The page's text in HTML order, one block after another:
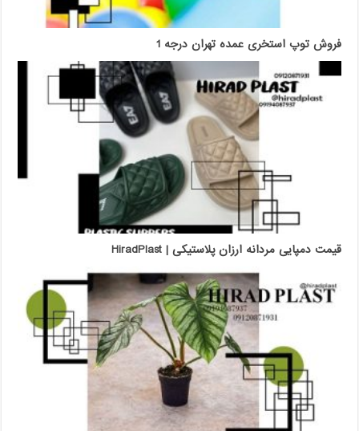
فروش توپ استخری عمده تهران درجه 1
قیمت دمپایی مردانه ارزان پلاستیکی | HiradPlast